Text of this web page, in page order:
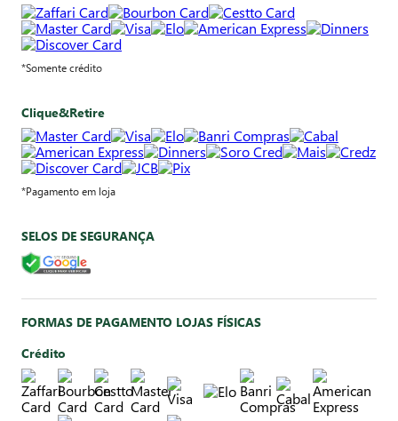
*Somente crédito
Clique&Retire
*Pagamento em loja
SELOS DE SEGURANÇA
FORMAS DE PAGAMENTO LOJAS FÍSICAS
Crédito